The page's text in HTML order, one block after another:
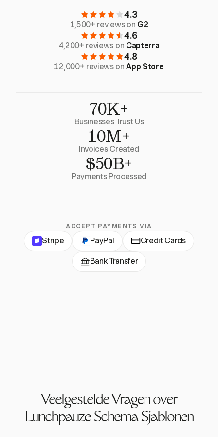
4.3
1,500+ reviews on G2
4.6
4,200+ reviews on Capterra
4.8
12,000+ reviews onApp Store
70K+
Businesses Trust Us
10M+
Invoices Created
$50B+
Payments Processed
ACCEPT PAYMENTS VIA
Stripe PayPal Credit Cards
Bank Transfer
Veelgestelde Vragen over
Lunchpauze Schema Sjablonen